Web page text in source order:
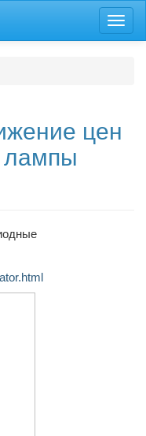
цен
лампы